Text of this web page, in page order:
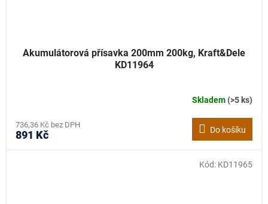
Akumulátorová přísavka 200mm 200kg, Kraft&Dele
KD11964
Skladem(>5 ks)
736,36 Kč bez DPH
891 Kč Do košíku
Kód: KD11965